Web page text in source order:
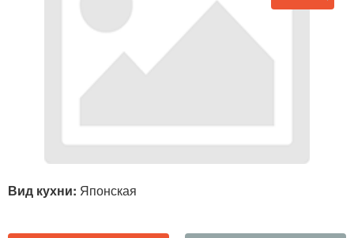
Вид кухни: Японская